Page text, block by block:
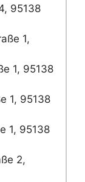
95138
1,
1, 95138
1, 95138
1, 95138
2,